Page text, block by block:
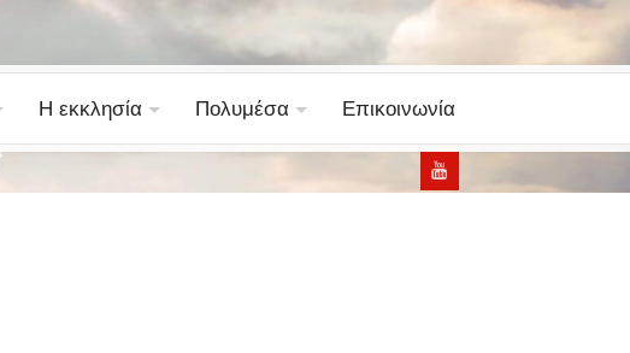
Η εκκλησία Πολυμέσα Επικοινωνία